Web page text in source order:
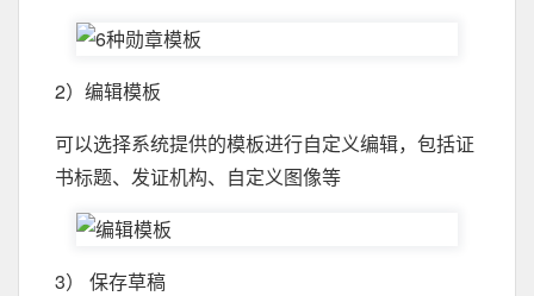
2）编辑模板
可以选择系统提供的模板进行自定义编辑，包括证
书标题、发证机构、自定义图像等
3） 保存草稿